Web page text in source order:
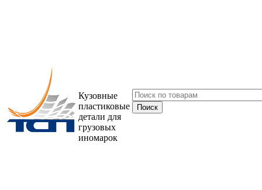
Кузовные
пластиковые
детали для
грузовых
иномарок